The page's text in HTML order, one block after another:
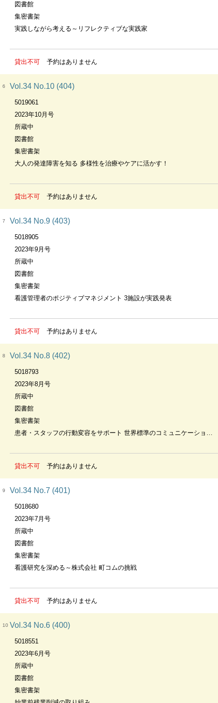
図書館
集密書架
実践しながら考える～リフレクティブな実践家
貸出不可 予約はありません
6 Vol.34 No.10 (404)
5019061
2023年10月号
所蔵中
図書館
集密書架
大人の発達障害を知る 多様性を治療やケアに活かす！
貸出不可 予約はありません
7 Vol.34 No.9 (403)
5018905
2023年9月号
所蔵中
図書館
集密書架
看護管理者のポジティブマネジメント 3施設が実践発表
貸出不可 予約はありません
8 Vol.34 No.8 (402)
5018793
2023年8月号
所蔵中
図書館
集密書架
患者・スタッフの行動変容をサポート 世界標準のコミュニケーション 動機づけ面接（MI)を知る
貸出不可 予約はありません
9 Vol.34 No.7 (401)
5018680
2023年7月号
所蔵中
図書館
集密書架
看護研究を深める～株式会社 町コムの挑戦
貸出不可 予約はありません
10 Vol.34 No.6 (400)
5018551
2023年6月号
所蔵中
図書館
集密書架